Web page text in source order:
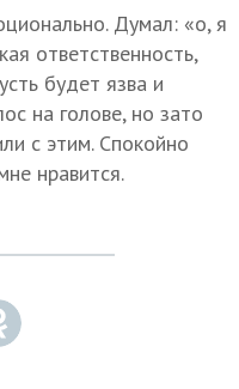
Думал: «о, я
ответственность,
будет язва и
на голове, но зато
с этим. Спокойно
нравится.